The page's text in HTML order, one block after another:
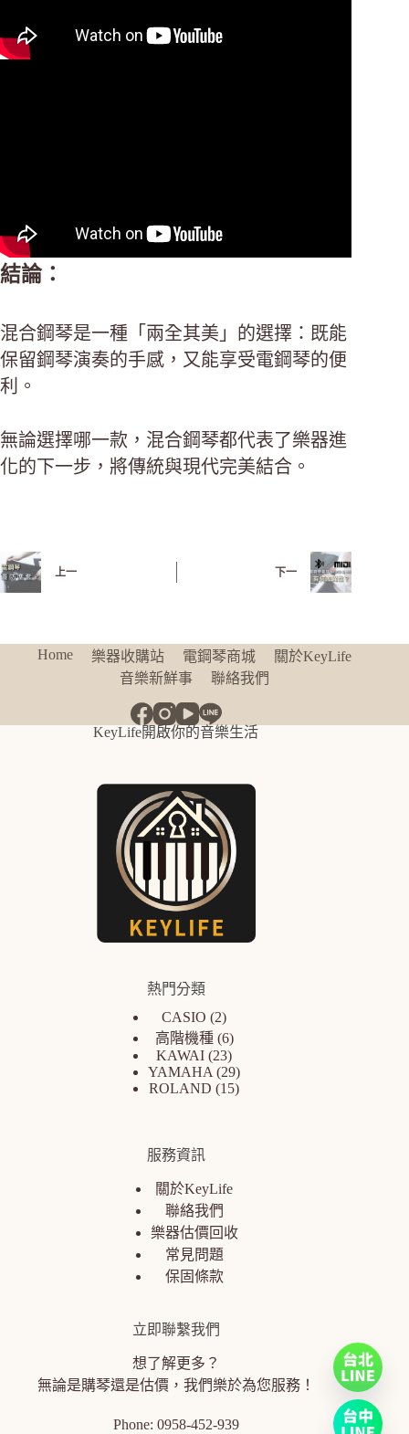
結論：
混合鋼琴是一種「兩全其美」的選擇：既能
保留鋼琴演奏的手感，又能享受電鋼琴的便
利。
無論選擇哪一款，混合鋼琴都代表了樂器進
化的下一步，將傳統與現代完美結合。
上一 下一
Home 樂器收購站 電鋼琴商城
關於KeyLife
音樂新鮮事
聯絡我們
KeyLife開啟你的音樂生活
熱門分類
CASIO 2
高階機種 6
KAWAI 23
YAMAHA 29
ROLAND
15
服務資訊
關於KeyLife
聯絡我們
樂器估價回收
常見問題
保固條款
立即聯繫我們
想了解更多？
無論是購琴還是估價，我們樂於為您服務！
Phone: 0958-452-939